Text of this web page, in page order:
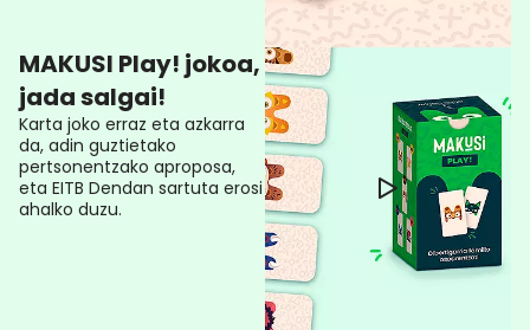
MAKUSI Play! jokoa,
jada salgai!
Karta joko erraz eta azkarra
da, adin guztietako
pertsonentzako aproposa,
eta EITB Dendan sartuta erosi
ahalko duzu.